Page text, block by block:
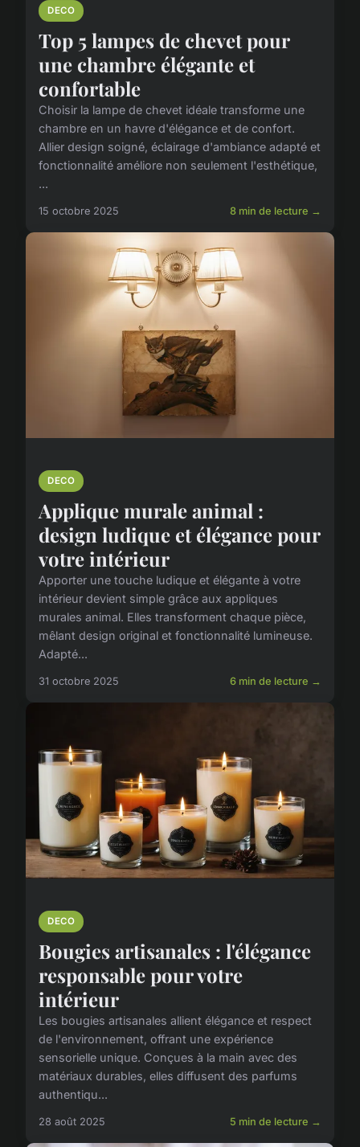
DECO
Top 5 lampes de chevet pour
une chambre élégante et
confortable
Choisir la lampe de chevet idéale transforme une
chambre en un havre d'élégance et de confort.
Allier design soigné, éclairage d'ambiance adapté et
fonctionnalité améliore non seulement l'esthétique,
...
15 octobre 2025 8 min de lecture →
DECO
Applique murale animal :
design ludique et élégance pour
votre intérieur
Apporter une touche ludique et élégante à votre
intérieur devient simple grâce aux appliques
murales animal. Elles transforment chaque pièce,
mêlant design original et fonctionnalité lumineuse.
Adapté...
31 octobre 2025 6 min de lecture →
DECO
Bougies artisanales : l'élégance
responsable pour votre
intérieur
Les bougies artisanales allient élégance et respect
de l'environnement, offrant une expérience
sensorielle unique. Conçues à la main avec des
matériaux durables, elles diffusent des parfums
authentiqu...
28 août 2025 5 min de lecture →